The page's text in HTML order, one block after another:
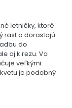
letničky, ktoré
rast a dorastajú
do
aj k rezu. Vo
veľkými
je podobný